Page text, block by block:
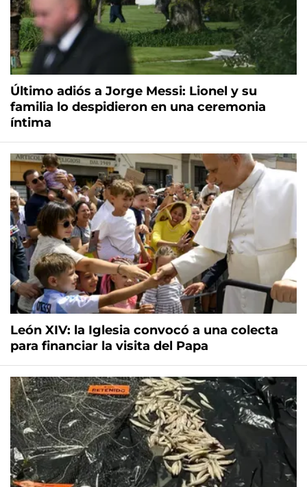
Último adiós a Jorge Messi: Lionel y su
familia lo despidieron en una ceremonia
íntima
León XIV: la Iglesia convocó a una colecta
para financiar la visita del Papa